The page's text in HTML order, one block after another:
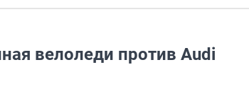
велоледи против Audi